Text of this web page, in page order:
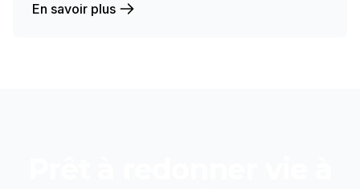
En savoir plus